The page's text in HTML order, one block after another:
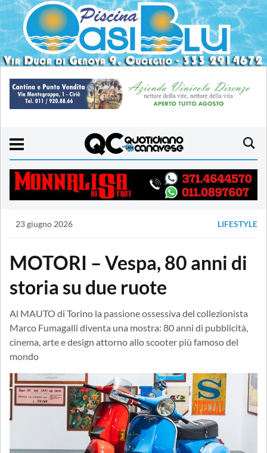
23 giugno 2026 LIFESTYLE
MOTORI – Vespa, 80 anni di
storia su due ruote
Al MAUTO di Torino la passione ossessiva del collezionista
Marco Fumagalli diventa una mostra: 80 anni di pubblicità,
cinema, arte e design attorno allo scooter più famoso del
mondo